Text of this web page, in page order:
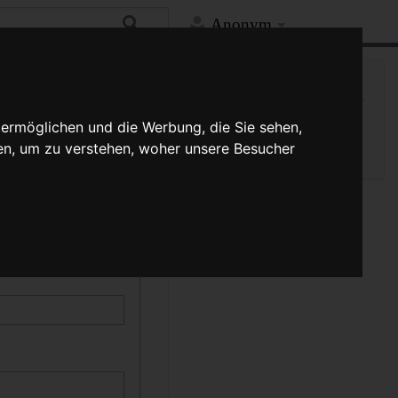
und die Werbung, die Sie sehen,
um zu verstehen, woher unsere Besucher
Anonym
durch die Auswahl
muss
Spezialseite
Druckversion